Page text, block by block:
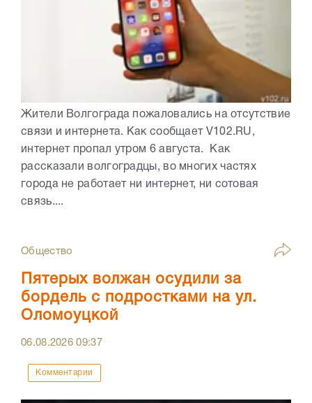
Жители Волгограда пожаловались на отсутствие
связи и интернета. Как сообщает V102.RU,
интернет пропал утром 6 августа. Как
рассказали волгоградцы, во многих частях
города не работает ни интернет, ни сотовая
связь....
Общество
Пятерых волжан осудили за
бордель с подростками на ул.
Оломоуцкой
06.08.202609:37
Комментарии